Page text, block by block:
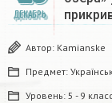
ДЕКАБРЬ
Автор: Kamianske
Предмет:
Уровень: 5 - 9